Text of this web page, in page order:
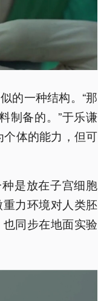
的一种结构。“那
制备的。”于乐谦
个体的能力，但可
是放在子宫细胞
力环境对人类胚
同步在地面实验